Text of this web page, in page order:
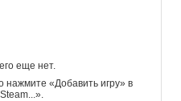
еще нет.
нажмите «Добавить игру» в